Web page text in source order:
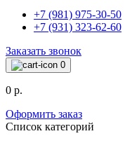
+7 (981) 975-30-50
+7 (931) 323-62-60
Заказать звонок
0
0 р.
Оформить заказ
Список категорий